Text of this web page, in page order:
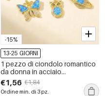
-15%
13-25 GIORNI
1 pezzo di ciondolo romantico
da donna in acciaio
inossidabile con luna opale
color oro impermeabile
€1,56 €1,84
Ordine min. di 3 pz.